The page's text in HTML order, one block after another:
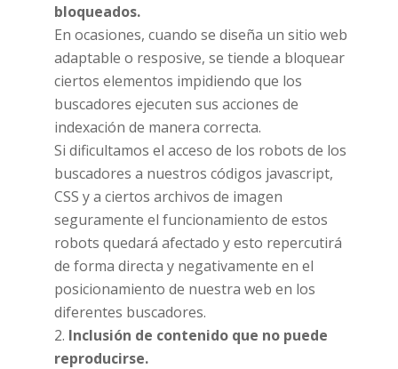
bloqueados.
En ocasiones, cuando se diseña un sitio web
adaptable o resposive, se tiende a bloquear
ciertos elementos impidiendo que los
buscadores ejecuten sus acciones de
indexación de manera correcta.
Si dificultamos el acceso de los robots de los
buscadores a nuestros códigos javascript,
CSS y a ciertos archivos de imagen
seguramente el funcionamiento de estos
robots quedará afectado y esto repercutirá
de forma directa y negativamente en el
posicionamiento de nuestra web en los
diferentes buscadores.
Inclusión de contenido que no puede
reproducirse.